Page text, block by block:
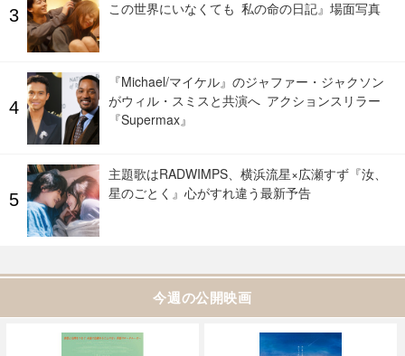
この世界にいなくても 私の命の日記』場面写真
『Michael/マイケル』のジャファー・ジャクソン
がウィル・スミスと共演へ アクションスリラー
『Supermax』
主題歌はRADWIMPS、横浜流星×広瀬すず『汝、
星のごとく』心がすれ違う最新予告
今週の公開映画